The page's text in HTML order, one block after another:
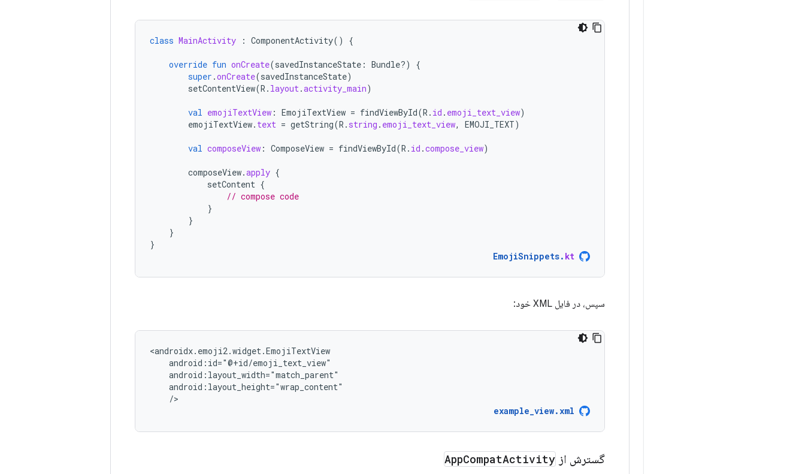
class MainActivity : ComponentActivity() {
override fun onCreate(savedInstanceState : Bundle?)
{
super .onCreate(savedInstanceState)
setContentView(R . layout.activity_main)
val emojiTextView : EmojiTextView = findViewById(R . id . emoji_text_view)
emojiTextView. text = getString(R . string . emoji_text_view, EMOJI_TEXT)
val composeView : ComposeView = findViewById(R . id .compose_view)
composeView.apply {
setContent {
// compose code
}
}
}
}
EmojiSnippets. kt
سپس، در فایل XML خود:
/>
example_view.xml
گسترش از AppCompatActivity